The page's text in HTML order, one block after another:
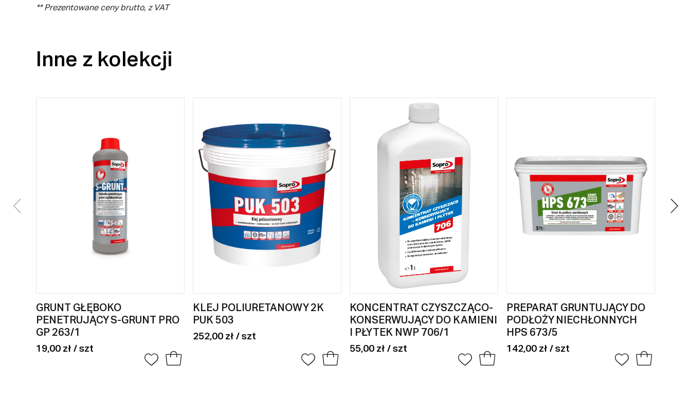
** Prezentowane ceny brutto, z VAT
Inne z kolekcji
GRUNT GŁĘBOKO
PENETRUJĄCY S-GRUNT PRO
GP 263/1
19,00 zł / szt
KLEJ POLIURETANOWY 2K
PUK 503
252,00 zł / szt
KONCENTRAT CZYSZCZĄCO-
KONSERWUJĄCY DO KAMIENI
I PŁYTEK NWP 706/1
55,00 zł / szt
PREPARAT GRUNTUJĄCY DO
PODŁOŻY NIECHŁONNYCH
HPS 673/5
142,00 zł / szt